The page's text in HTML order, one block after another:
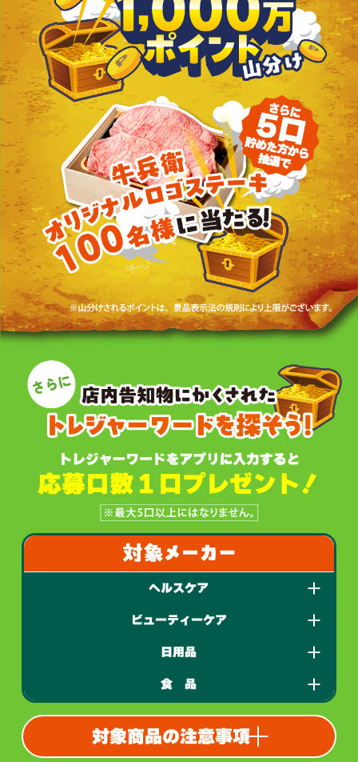
ヘルスケア
ビューティーケア
日用品
食 品
対象商品の注意事項